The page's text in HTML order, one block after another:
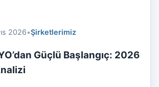
2026•Şirketlerimiz
Güçlü Başlangıç: 2026